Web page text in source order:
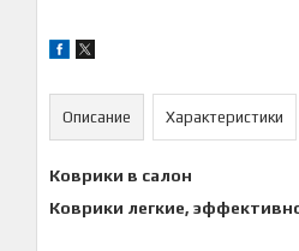
Описание Характеристики
Коврики в салон
Коврики легкие,